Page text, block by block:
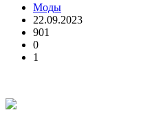
Моды
22.09.2023
901
0
1